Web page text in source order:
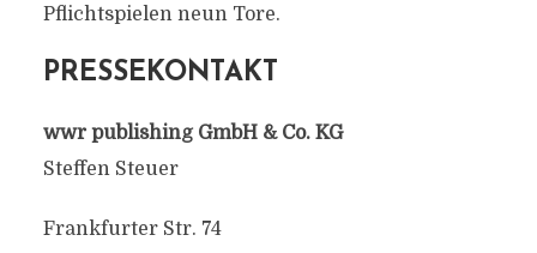
Pflichtspielen neun Tore.
PRESSEKONTAKT
wwr publishing GmbH & Co. KG
Steffen Steuer
Frankfurter Str. 74